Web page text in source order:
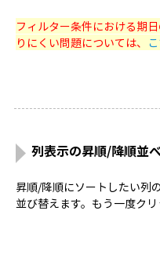
フィルター条件における期
りにくい問題については、
列表示の昇順/降順並
昇順/降順にソートしたい列
並び替えます。もう一度ク